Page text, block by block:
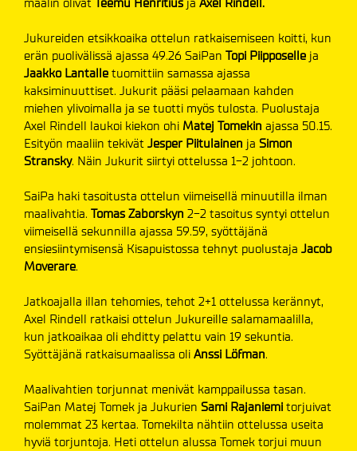
maalin olivat Teemu Henritius ja Axel Rindell.
Jukureiden etsikkoaika ottelun ratkaisemiseen koitti, kun
erän puolivälissä ajassa 49.26 SaiPan Topi Piipposelle ja
Jaakko Lantalle tuomittiin samassa ajassa
kaksiminuuttiset. Jukurit pääsi pelaamaan kahden
miehen ylivoimalla ja se tuotti myös tulosta. Puolustaja
Axel Rindell laukoi kiekon ohi Matej Tomekin ajassa 50.15.
Esityön maaliin tekivät Jesper Piitulainen ja Simon
Stransky. Näin Jukurit siirtyi ottelussa 1-2 johtoon.
SaiPa haki tasoitusta ottelun viimeisellä minuutilla ilman
maalivahtia. Tomas Zaborskyn 2-2 tasoitus syntyi ottelun
viimeisellä sekunnilla ajassa 59.59, syöttäjänä
ensiesiintymisensä Kisapuistossa tehnyt puolustaja Jacob
Moverare.
Jatkoajalla illan tehomies, tehot 2+1 ottelussa kerännyt,
Axel Rindell ratkaisi ottelun Jukureille salamamaalilla,
kun jatkoaikaa oli ehditty pelattu vain 19 sekuntia.
Syöttäjänä ratkaisumaalissa oli Anssi Löfman.
Maalivahtien torjunnat menivät kamppailussa tasan.
SaiPan Matej Tomek ja Jukurien Sami Rajaniemi torjuivat
molemmat 23 kertaa. Tomekilta nähtiin ottelussa useita
hyviä torjuntoja. Heti ottelun alussa Tomek torjui muun